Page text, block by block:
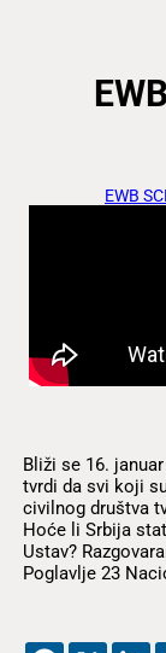
EWB
Bliži se 16.
tvrdi da svi koji
civilnog društva
Hoće li Srbija
Ustav?
Poglavlje 23